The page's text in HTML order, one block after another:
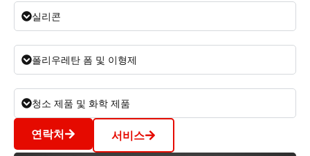
실리콘
폴리우레탄 폼 및 이형제
청소 제품 및 화학 제품
연락처 서비스